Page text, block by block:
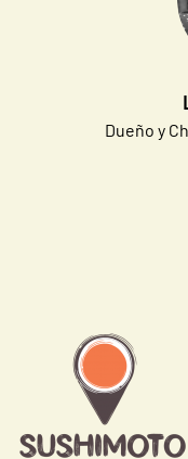
Dueño y